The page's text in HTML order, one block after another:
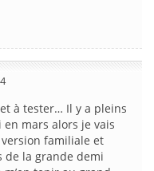
à tester… Il y a pleins
en mars alors je vais
familiale et
de la grande demi